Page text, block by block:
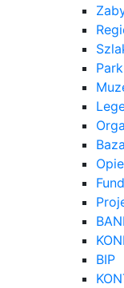
BIP